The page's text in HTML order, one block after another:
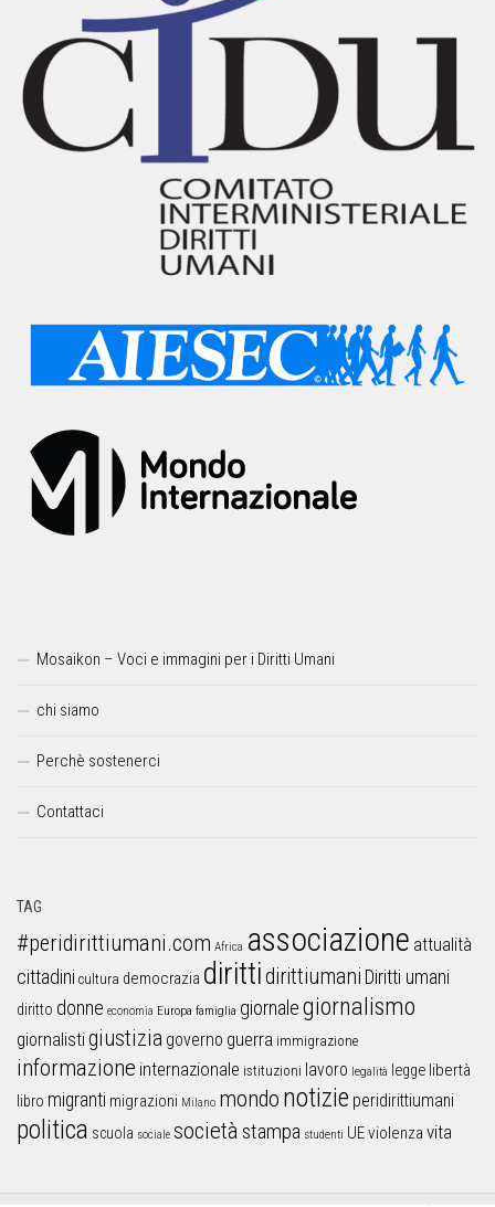
Mosaikon – Voci e immagini per i Diritti Umani
chi siamo
Perchè sostenerci
Contattaci
TAG
#peridirittiumani.com Africa associazione attualità
cittadini cultura democrazia dirittidirittiumani Diritti umani
diritto donne economia Europa famiglia giornalegiornalismo
giornalistigiustizia governo guerra immigrazione
informazione internazionale istituzioni lavoro legalità legge libertà
libro migranti migrazioni Milano mondo notizie peridirittiumani
politica scuola sociale società stampa studenti UEviolenza vita